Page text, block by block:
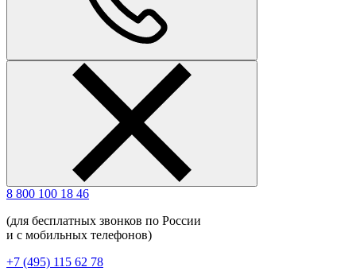
8 800 100 18 46
(для бесплатных звонков по России
и с мобильных телефонов)
+7 (495) 115 62 78